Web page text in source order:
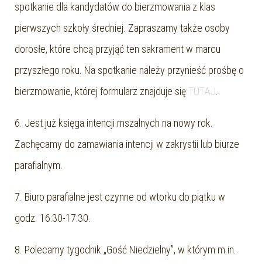
spotkanie dla kandydatów do bierzmowania z klas
pierwszych szkoły średniej. Zapraszamy także osoby
dorosłe, które chcą przyjąć ten sakrament w marcu
przyszłego roku. Na spotkanie należy przynieść prośbę o
bierzmowanie, której formularz znajduje sięTUTAJ
6. Jest już księga intencji mszalnych na nowy rok.
Zachęcamy do zamawiania intencji w zakrystii lub biurze
parafialnym.
7. Biuro parafialne jest czynne od wtorku do piątku w
godz. 16:30-17:30.
8. Polecamy tygodnik „Gość Niedzielny”, w którym m.in.